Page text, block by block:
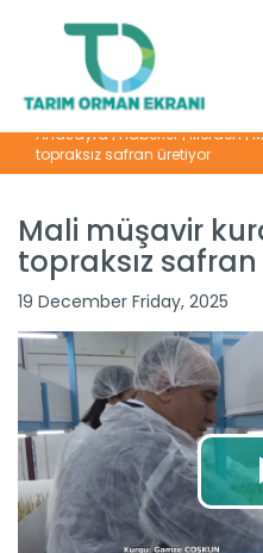
Anasayfa|Haberler|İllerden|
topraksız safran üretiyor
Mali müşavir
topraksız
19 December Friday, 2025